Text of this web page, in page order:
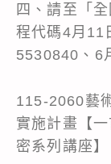
四、請至「
程代碼4月11
5530840、6
115-2060藝
實施計畫【
密系列講座】